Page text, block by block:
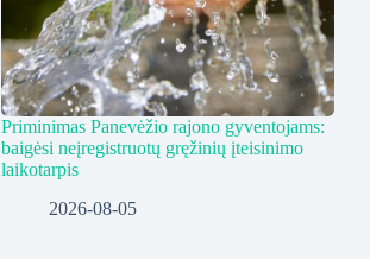
Priminimas Panevėžio rajono gyventojams:
baigėsi neįregistruotų gręžinių įteisinimo
laikotarpis
2026-08-05